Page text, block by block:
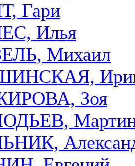
Гари
Илья
Михаил
Зоя